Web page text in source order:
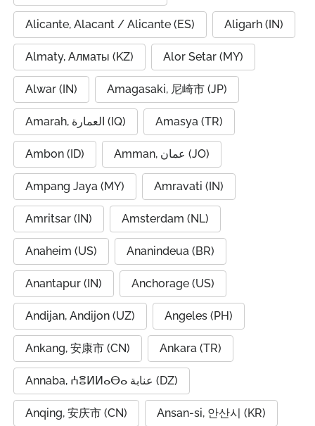
Alicante, Alacant / Alicante (ES) Aligarh (IN)
Almaty, Алматы (KZ) Alor Setar (MY)
Alwar (IN) Amagasaki, 尼崎市 (JP)
Amarah, العمارة (IQ) Amasya (TR)
Ambon (ID) Amman, عمان (JO)
Ampang Jaya (MY) Amravati (IN)
Amritsar (IN) Amsterdam (NL)
Anaheim (US) Ananindeua (BR)
Anantapur (IN) Anchorage (US)
Andijan, Andijon (UZ) Angeles (PH)
Ankang, 安康市 (CN) Ankara (TR)
Annaba, ⵄⴻⵍⵍⴰⴱⴰ عنابة (DZ)
Anqing, 安庆市 (CN) Ansan-si, 안산시 (KR)